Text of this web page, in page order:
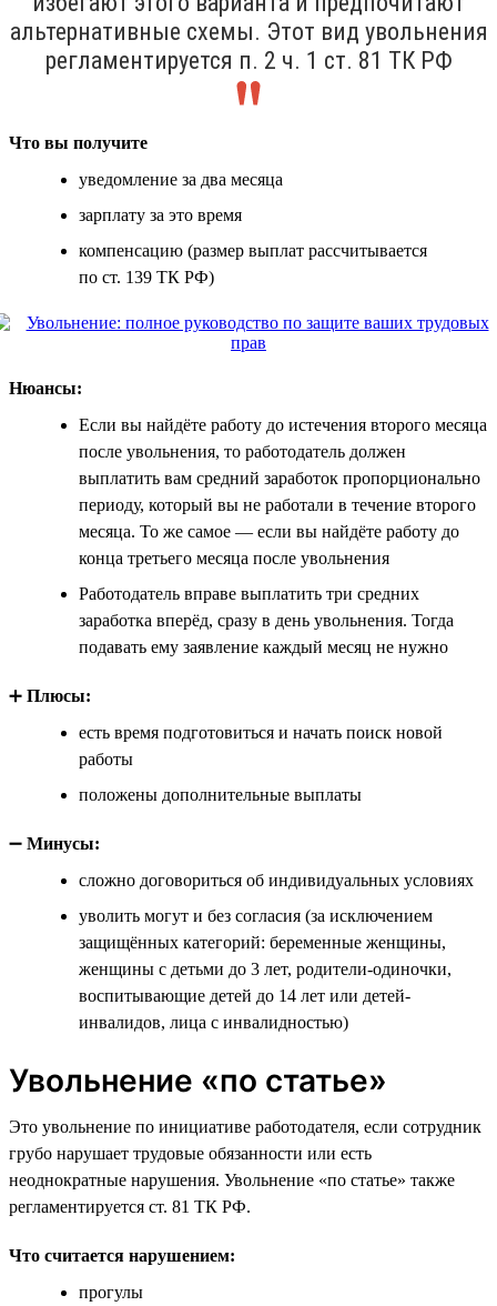
альтернативные схемы. Этот вид увольнения
регламентируется п. 2 ч. 1 ст. 81 ТК РФ
Что вы получите
уведомление за два месяца
зарплату за это время
компенсацию (размер выплат рассчитывается
по ст. 139 ТК РФ)
Нюансы:
Если вы найдёте работу до истечения второго месяца
после увольнения, то работодатель должен
выплатить вам средний заработок пропорционально
периоду, который вы не работали в течение второго
месяца. То же самое — если вы найдёте работу до
конца третьего месяца после увольнения
Работодатель вправе выплатить три средних
заработка вперёд, сразу в день увольнения. Тогда
подавать ему заявление каждый месяц не нужно
➕ Плюсы:
есть время подготовиться и начать поиск новой
работы
положены дополнительные выплаты
➖ Минусы:
сложно договориться об индивидуальных условиях
уволить могут и без согласия (за исключением
защищённых категорий: беременные женщины,
женщины с детьми до 3 лет, родители-одиночки,
воспитывающие детей до 14 лет или детей-
инвалидов, лица с инвалидностью)
Увольнение «по статье»
Это увольнение по инициативе работодателя, если сотрудник
грубо нарушает трудовые обязанности или есть
неоднократные нарушения. Увольнение «по статье» также
регламентируется ст. 81 ТК РФ.
Что считается нарушением:
прогулы